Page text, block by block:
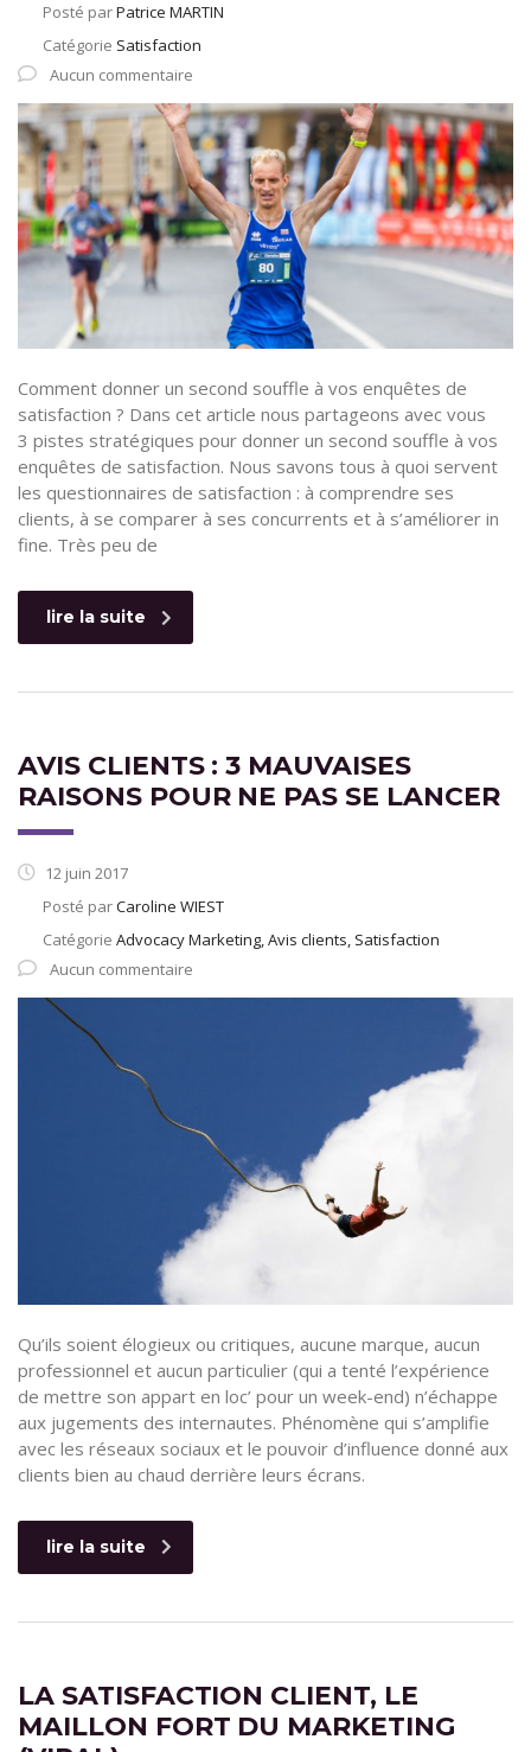
Posté parPatrice MARTIN
Catégorie Satisfaction
Aucun commentaire
Comment donner un second souffle à vos enquêtes de
satisfaction ? Dans cet article nous partageons avec vous
3 pistes stratégiques pour donner un second souffle à vos
enquêtes de satisfaction. Nous savons tous à quoi servent
les questionnaires de satisfaction : à comprendre ses
clients, à se comparer à ses concurrents et à s’améliorer in
fine. Très peu de
lire la suite
AVIS CLIENTS : 3 MAUVAISES
RAISONS POUR NE PAS SE LANCER
12 juin 2017
Posté parCaroline WIEST
Catégorie Advocacy Marketing, Avis clients, Satisfaction
Aucun commentaire
Qu’ils soient élogieux ou critiques, aucune marque, aucun
professionnel et aucun particulier (qui a tenté l’expérience
de mettre son appart en loc’ pour un week-end) n’échappe
aux jugements des internautes. Phénomène qui s’amplifie
avec les réseaux sociaux et le pouvoir d’influence donné aux
clients bien au chaud derrière leurs écrans.
lire la suite
LA SATISFACTION CLIENT, LE
MAILLON FORT DU MARKETING